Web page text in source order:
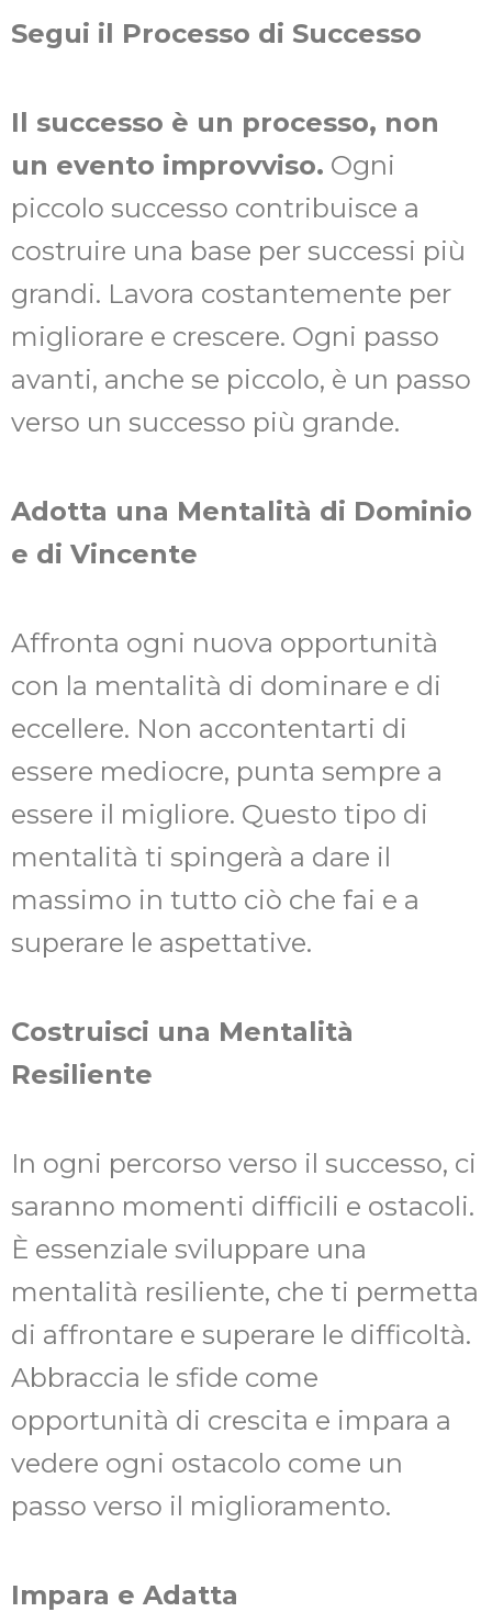
Segui il Processo di Successo
Il successo è un processo, non
un evento improvviso. Ogni
piccolo successo contribuisce a
costruire una base per successi più
grandi. Lavora costantemente per
migliorare e crescere. Ogni passo
avanti, anche se piccolo, è un passo
verso un successo più grande.
Adotta una Mentalità di Dominio
e di Vincente
Affronta ogni nuova opportunità
con la mentalità di dominare e di
eccellere. Non accontentarti di
essere mediocre, punta sempre a
essere il migliore. Questo tipo di
mentalità ti spingerà a dare il
massimo in tutto ciò che fai e a
superare le aspettative.
Costruisci una Mentalità
Resiliente
In ogni percorso verso il successo, ci
saranno momenti difficili e ostacoli.
È essenziale sviluppare una
mentalità resiliente, che ti permetta
di affrontare e superare le difficoltà.
Abbraccia le sfide come
opportunità di crescita e impara a
vedere ogni ostacolo come un
passo verso il miglioramento.
Impara e Adatta